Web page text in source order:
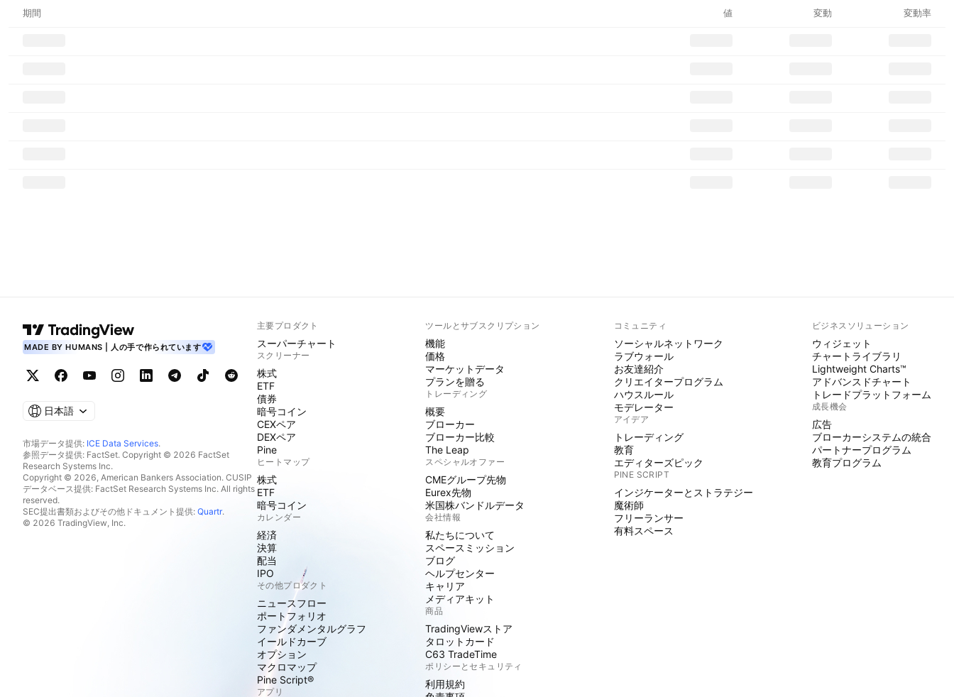
期間 値 変動 変動率
MADE BY HUMANS | 人の手で作られています
日本語
市場データ提供: ICE Data Services.
参照データ提供: FactSet. Copyright © 2026 FactSet
Research Systems Inc.
Copyright © 2026, American Bankers Association. CUSIP
データベース提供: FactSet Research Systems Inc. All rights
reserved.
SEC提出書類およびその他ドキュメント提供: Quartr.
© 2026 TradingView, Inc.
主要プロダクト
スーパーチャート
スクリーナー
株式
ETF
債券
暗号コイン
CEXペア
DEXペア
Pine
ヒートマップ
株式
ETF
暗号コイン
カレンダー
経済
決算
配当
IPO
その他プロダクト
ニュースフロー
ポートフォリオ
ファンダメンタルグラフ
イールドカーブ
オプション
マクロマップ
Pine Script®
アプリ
ツールとサブスクリプション
機能
価格
マーケットデータ
プランを贈る
トレーディング
概要
ブローカー
ブローカー比較
The Leap
スペシャルオファー
CMEグループ先物
Eurex先物
米国株バンドルデータ
会社情報
私たちについて
スペースミッション
ブログ
ヘルプセンター
キャリア
メディアキット
商品
TradingViewストア
タロットカード
C63 TradeTime
ポリシーとセキュリティ
利用規約
コミュニティ
ソーシャルネットワーク
ラブウォール
お友達紹介
クリエイタープログラム
ハウスルール
モデレーター
アイデア
トレーディング
教育
エディターズピック
PINE SCRIPT
インジケーターとストラテジー
魔術師
フリーランサー
有料スペース
ビジネスソリューション
ウィジェット
チャートライブラリ
Lightweight Charts™
アドバンスドチャート
トレードプラットフォーム
成長機会
広告
ブローカーシステムの統合
パートナープログラム
教育プログラム